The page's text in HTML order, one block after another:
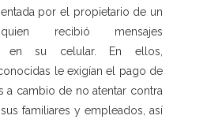
por el propietario de un
recibió mensajes
en su celular. En ellos,
le exigían el pago de
a cambio de no atentar contra
familiares y empleados, así